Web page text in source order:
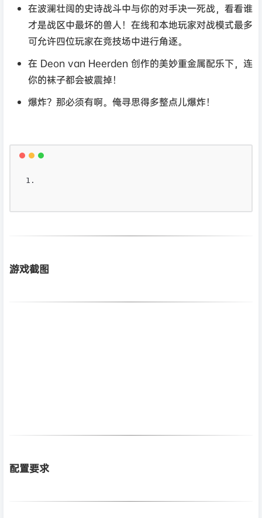
在波澜壮阔的史诗战斗中与你的对手决一死战，看看谁
才是战区中最坏的兽人！在线和本地玩家对战模式最多
可允许四位玩家在竞技场中进行角逐。
在 Deon van Heerden 创作的美妙重金属配乐下，连
你的袜子都会被震掉！
爆炸？那必须有啊。俺寻思得多整点儿爆炸！
游戏截图
配置要求